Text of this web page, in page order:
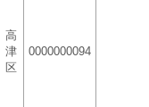
高
津
区
0000000094